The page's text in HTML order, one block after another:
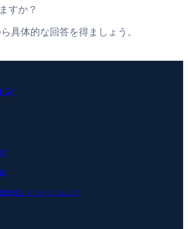
すか？
具体的な回答を得ましょう。
ン
測性とインテリジェンス